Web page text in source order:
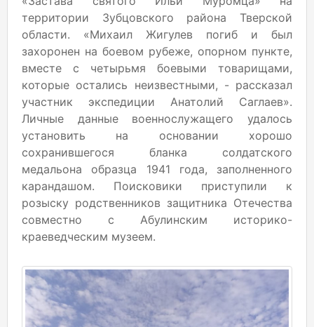
территории Зубцовского района Тверской
области. «Михаил Жигулев погиб и был
захоронен на боевом рубеже, опорном пункте,
вместе с четырьмя боевыми товарищами,
которые остались неизвестными, - рассказал
участник экспедиции Анатолий Саглаев».
Личные данные военнослужащего удалось
установить на основании хорошо
сохранившегося бланка солдатского
медальона образца 1941 года, заполненного
карандашом. Поисковики приступили к
розыску родственников защитника Отечества
совместно с Абулинским историко-
краеведческим музеем.